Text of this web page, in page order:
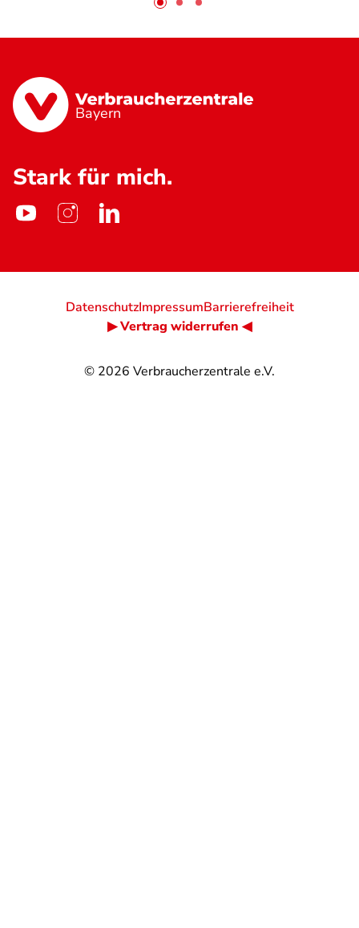
Bayern
Stark für mich.
© 2026 Verbraucherzentrale e.V.
DatenschutzImpressumBarrierefreiheit
▶ Vertrag widerrufen ◀